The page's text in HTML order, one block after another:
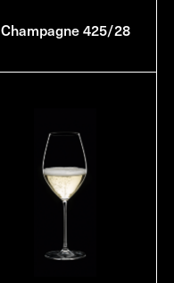
Champagne 425/28